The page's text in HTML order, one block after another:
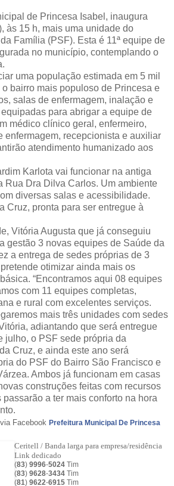
de Princesa Isabel, inaugura
às 15 h, mais uma unidade do
Família (PSF). Esta é 11ª equipe de
no município, contemplando o
uma população estimada em 5 mil
bairro mais populoso de Princesa e
salas de enfermagem, inalação e
para abrigar a equipe de
médico clínico geral, enfermeiro,
enfermagem, recepcionista e auxiliar
atendimento humanizado aos
Karlota vai funcionar na antiga
Rua Dra Dilva Carlos. Um ambiente
diversas salas e acessibilidade.
Cruz, pronta para ser entregue à
Vitória Augusta que já conseguiu
gestão 3 novas equipes de Saúde da
a entrega de sedes próprias de 3
otimizar ainda mais os
“Encontramos aqui 08 equipes
com 11 equipes completas,
e rural com excelentes serviços.
mais três unidades com sedes
adiantando que será entregue
julho, o PSF sede própria da
Cruz, e ainda este ano será
do PSF do Bairro São Francisco e
Ambos já funcionam em casas
construções feitas com recursos
a ter mais conforto na hora
via Facebook Prefeitura Municipal De Princesa
Ceritell / Banda larga para empresa/residência
Link dedicado
(83) 9996-5024 Tim
(83) 9628-3434 Tim
(81) 9622-6915 Tim